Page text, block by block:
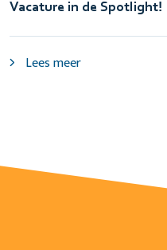
Vacature in de Spotlight!
Lees meer